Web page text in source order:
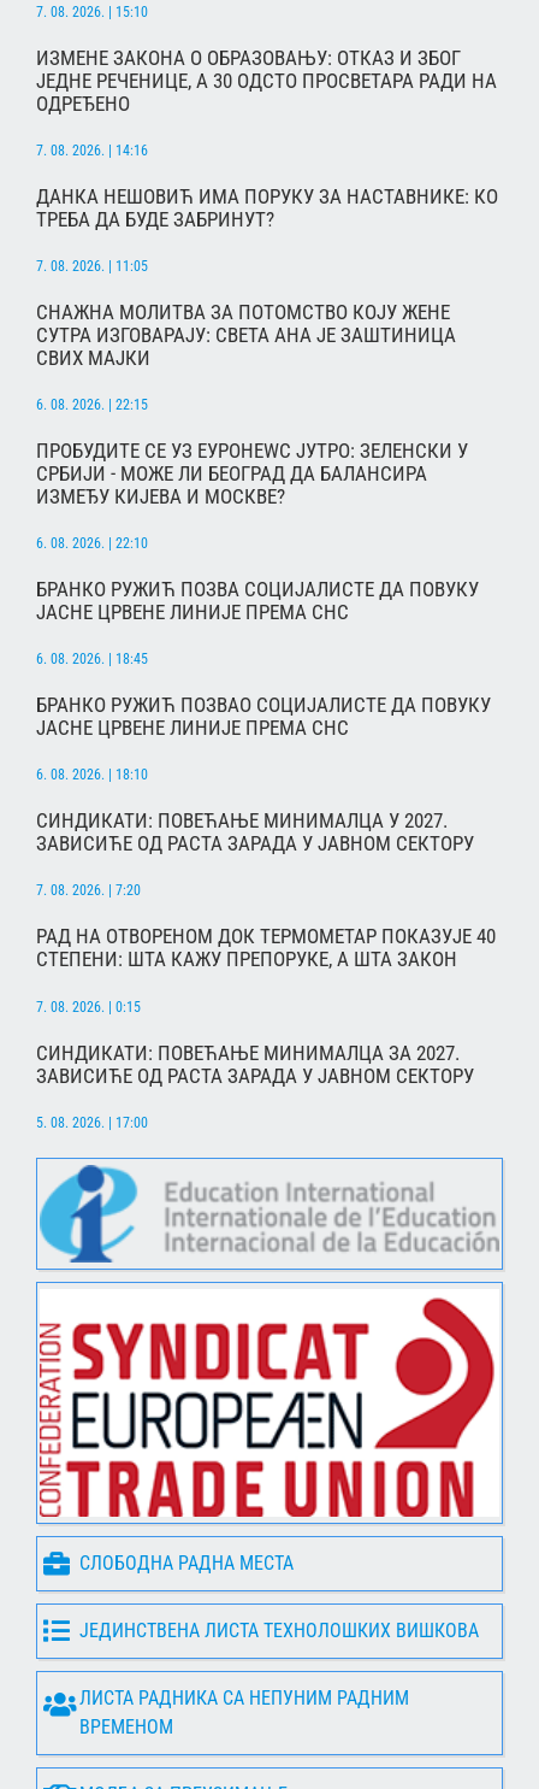
7. 08. 2026. | 15:10
ИЗМЕНЕ ЗАКОНА О ОБРАЗОВАЊУ: ОТКАЗ И ЗБОГ
ЈЕДНЕ РЕЧЕНИЦЕ, А 30 ОДСТО ПРОСВЕТАРА РАДИ НА
ОДРЕЂЕНО
7. 08. 2026. | 14:16
ДАНКА НЕШОВИЋ ИМА ПОРУКУ ЗА НАСТАВНИКЕ: КО
ТРЕБА ДА БУДЕ ЗАБРИНУТ?
7. 08. 2026. | 11:05
СНАЖНА МОЛИТВА ЗА ПОТОМСТВО КОЈУ ЖЕНЕ
СУТРА ИЗГОВАРАЈУ: СВЕТА АНА ЈЕ ЗАШТИНИЦА
СВИХ МАЈКИ
6. 08. 2026. | 22:15
ПРОБУДИТЕ СЕ УЗ ЕУРОНЕWС ЈУТРО: ЗЕЛЕНСКИ У
СРБИЈИ - МОЖЕ ЛИ БЕОГРАД ДА БАЛАНСИРА
ИЗМЕЂУ КИЈЕВА И МОСКВЕ?
6. 08. 2026. | 22:10
БРАНКО РУЖИЋ ПОЗВА СОЦИЈАЛИСТЕ ДА ПОВУКУ
ЈАСНЕ ЦРВЕНЕ ЛИНИЈЕ ПРЕМА СНС
6. 08. 2026. | 18:45
БРАНКО РУЖИЋ ПОЗВАО СОЦИЈАЛИСТЕ ДА ПОВУКУ
ЈАСНЕ ЦРВЕНЕ ЛИНИЈЕ ПРЕМА СНС
6. 08. 2026. | 18:10
СИНДИКАТИ: ПОВЕЋАЊЕ МИНИМАЛЦА У 2027.
ЗАВИСИЋЕ ОД РАСТА ЗАРАДА У ЈАВНОМ СЕКТОРУ
7. 08. 2026. | 7:20
РАД НА ОТВОРЕНОМ ДОК ТЕРМОМЕТАР ПОКАЗУЈЕ 40
СТЕПЕНИ: ШТА КАЖУ ПРЕПОРУКЕ, А ШТА ЗАКОН
7. 08. 2026. | 0:15
СИНДИКАТИ: ПОВЕЋАЊЕ МИНИМАЛЦА ЗА 2027.
ЗАВИСИЋЕ ОД РАСТА ЗАРАДА У ЈАВНОМ СЕКТОРУ
5. 08. 2026. | 17:00
СЛОБОДНА РАДНА МЕСТА
ЈЕДИНСТВЕНА ЛИСТА ТЕХНОЛОШКИХ ВИШКОВА
ЛИСТА РАДНИКА СА НЕПУНИМ РАДНИМ
ВРЕМЕНОМ